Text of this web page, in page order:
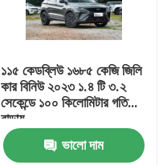
১১৫ কেডব্লিউ ১৬৮৫ কেজি জিলি
কার বিনিউ ২০২৩ ১.৪ টি ৩.২
সেকেন্ডে ১০০ কিলোমিটার গতি
বাড়ায়
ভালো দাম